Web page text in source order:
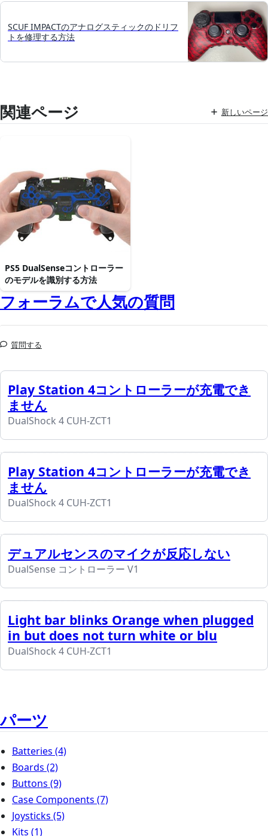
SCUF IMPACTのアナログスティックのドリフ
トを修理する方法
関連ページ 新しいページ
PS5 DualSenseコントローラー
のモデルを識別する方法
フォーラムで人気の質問
質問する
Play Station 4コントローラーが充電でき
ません
DualShock 4 CUH-ZCT1
Play Station 4コントローラーが充電でき
ません
DualShock 4 CUH-ZCT1
デュアルセンスのマイクが反応しない
DualSense コントローラー V1
Light bar blinks Orange when plugged
in but does not turn white or blu
DualShock 4 CUH-ZCT1
パーツ
Batteries (4)
Boards (2)
Buttons (9)
Case Components (7)
Joysticks (5)
Kits (1)